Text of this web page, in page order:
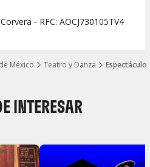
México Teatro y Danza Espectáculo
- RFC: AOCJ730105TV4
INTERESAR